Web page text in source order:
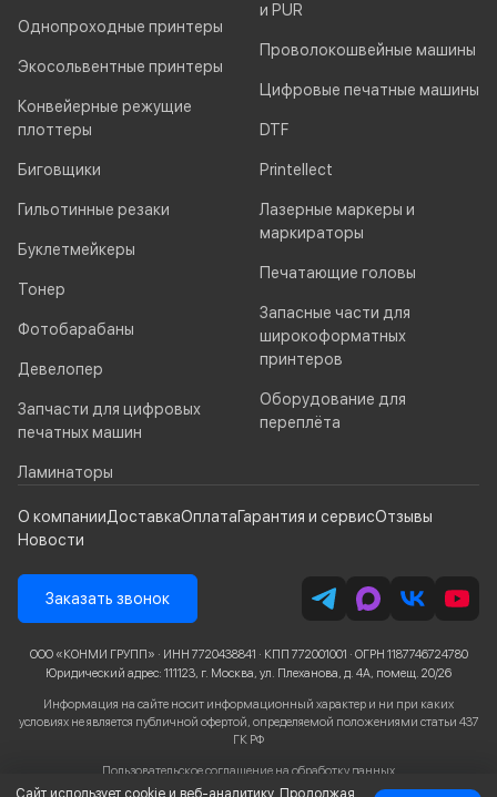
Однопроходные принтеры
Экосольвентные принтеры
Конвейерные режущие
плоттеры
Биговщики
Гильотинные резаки
Буклетмейкеры
Тонер
Фотобарабаны
Девелопер
Запчасти для цифровых
печатных машин
Ламинаторы
и PUR
Проволокошвейные машины
Цифровые печатные машины
DTF
Printellect
Лазерные маркеры и
маркираторы
Печатающие головы
Запасные части для
широкоформатных
принтеров
Оборудование для
переплёта
О компанииДоставкаОплатаГарантия и сервисОтзывы
Новости
Заказать звонок
ООО «КОНМИ ГРУПП» · ИНН 7720438841 · КПП 772001001 · ОГРН 1187746724780
Юридический адрес: 111123, г. Москва, ул. Плеханова, д. 4А, помещ. 20/26
Информация на сайте носит информационный характер и ни при каких
условиях не является публичной офертой, определяемой положениями статьи 437
ГК РФ
Пользовательское соглашение на обработку данных
Сайт использует cookie и веб-аналитику. Продолжая